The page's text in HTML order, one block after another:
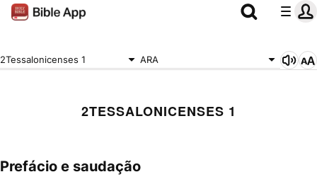
2Tessalonicenses 1 ARA
2TESSALONICENSES 1
Prefácio e saudação